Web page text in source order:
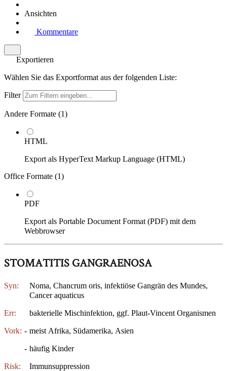
Ansichten
Kommentare
Exportieren
Wählen Sie das Exportformat aus der folgenden Liste:
Filter
Andere Formate (1)
HTML
Export als HyperText Markup Language (HTML)
Office Formate (1)
PDF
Export als Portable Document Format (PDF) mit dem
Webbrowser
STOMATITIS GANGRAENOSA
Syn:
Noma, Chancrum oris, infektiöse Gangrän des Mundes,
Cancer aquaticus
Err: bakterielle Mischinfektion, ggf. Plaut-Vincent Organismen
Vork: - meist Afrika, Südamerika, Asien
- häufig Kinder
Risk: Immunsuppression